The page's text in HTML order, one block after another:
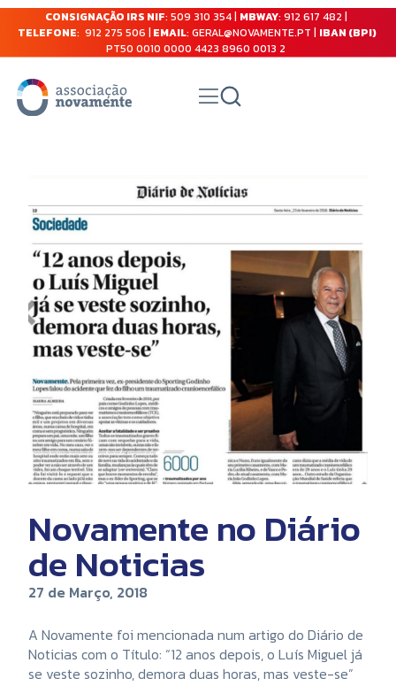
CONSIGNAÇÃO IRS NIF: 509 310 354 | MBWAY: 912 617 482 |
TELEFONE: 912 275 506 | EMAIL: GERAL@NOVAMENTE.PT | IBAN (BPI)
PT50 0010 0000 4423 8960 0013 2
Novamente no Diário
de Noticias
27 de Março, 2018
A Novamente foi mencionada num artigo do Diário de
Noticias com o Título: “12 anos depois, o Luís Miguel já
se veste sozinho, demora duas horas, mas veste-se”